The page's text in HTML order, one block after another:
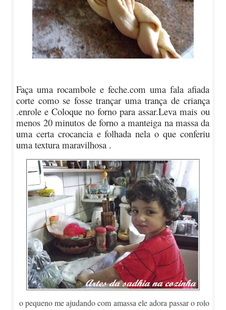
Faça uma rocambole e feche.com uma fala afiada
corte como se fosse trançar uma trança de criança
.enrole e Coloque no forno para assar.Leva mais ou
menos 20 minutos de forno a manteiga na massa da
uma certa crocancia e folhada nela o que conferiu
uma textura maravilhosa .
o pequeno me ajudando com amassa ele adora passar o rolo